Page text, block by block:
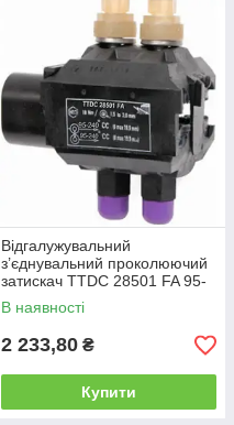
Відгалужувальний
з’єднувальний проколюючий
затискач TTDC 28501 FA 95-
240/95-240 SICAME
В наявності
2 233,80 ₴
Купити